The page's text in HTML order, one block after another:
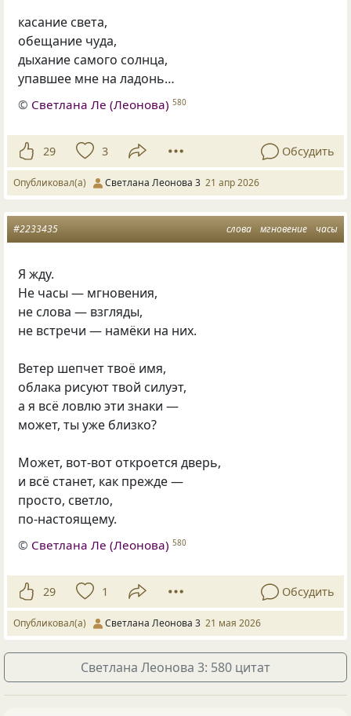
касание света,
обещание чуда,
дыхание самого солнца,
упавшее мне на ладонь…
© Светлана Ле (Леонова) 580
29 3 Обсудить
Опубликовал(а) Светлана Леонова 3 21 апр 2026
слова мгновение часы
#2233435
Я жду.
Не часы — мгновения,
не слова — взгляды,
не встречи — намёки на них.
Ветер шепчет твоё имя,
облака рисуют твой силуэт,
а я всё ловлю эти знаки —
может, ты уже близко?
Может, вот-вот откроется дверь,
и всё станет, как прежде —
просто, светло,
по-настоящему.
© Светлана Ле (Леонова) 580
29 1 Обсудить
Опубликовал(а) Светлана Леонова 3 21 мая 2026
Светлана Леонова 3: 580 цитат